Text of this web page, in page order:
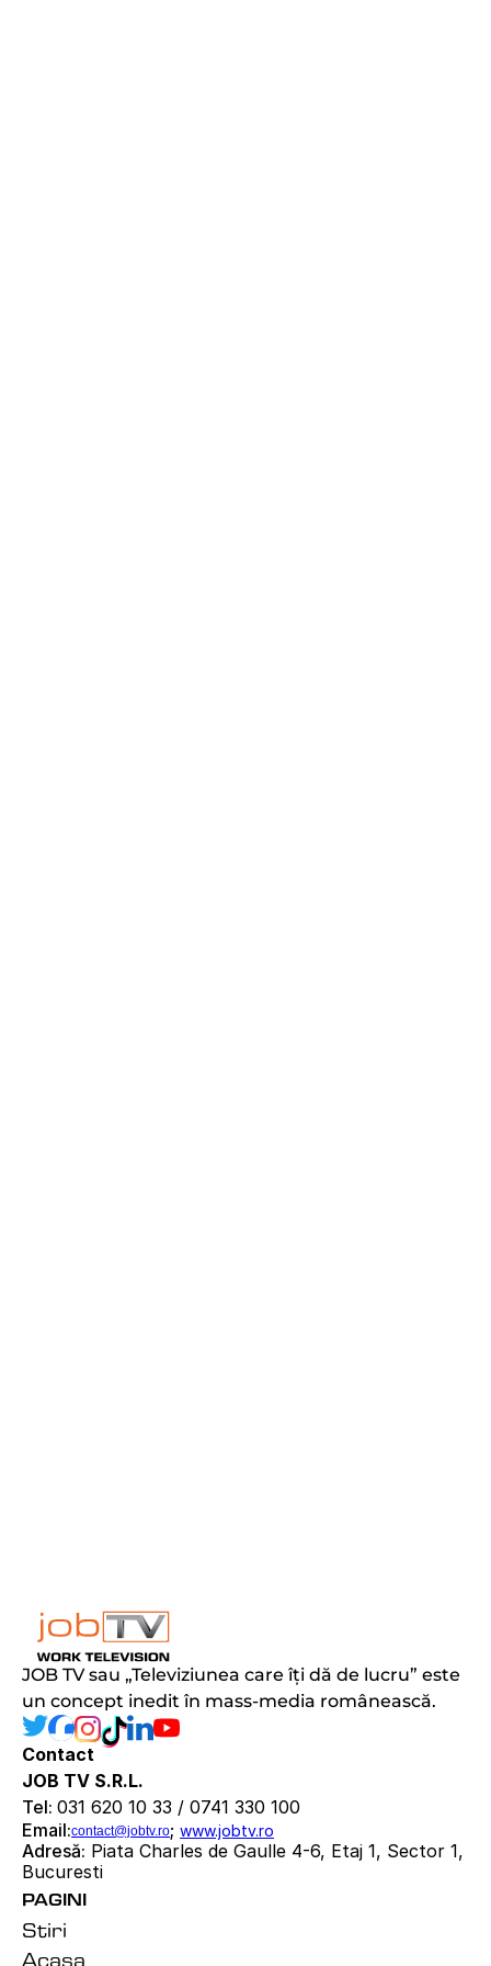
JOB TV sau „Televiziunea care îți dă de lucru” este
un concept inedit în mass-media românească.
Contact
JOB TV S.R.L.
Tel: 031 620 10 33 / 0741 330 100
Email:contact@jobtv.ro; www.jobtv.ro
Adresă: Piata Charles de Gaulle 4-6, Etaj 1, Sector 1,
Bucuresti
PAGINI
Stiri
Acasa